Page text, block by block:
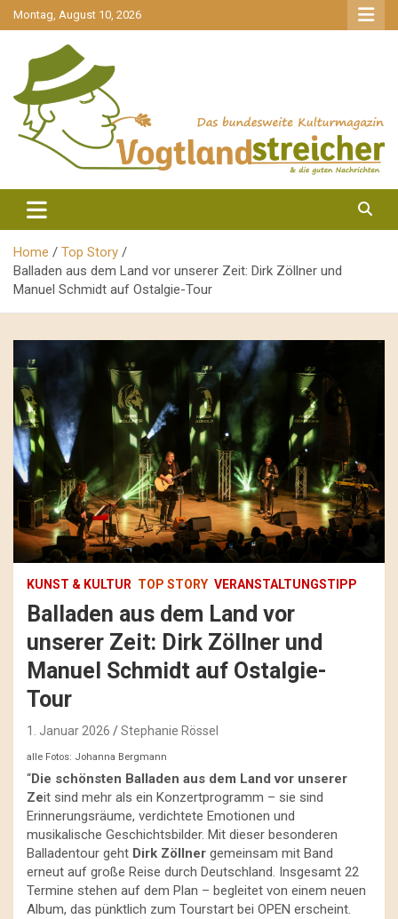
gehe
zum
Montag, August 10, 2026
Vogtlandstreicher
Home
Top Story
Balladen aus dem Land vor unserer Zeit: Dirk Zöllner und
Manuel Schmidt auf Ostalgie-Tour
KUNST & KULTUR TOP STORY VERANSTALTUNGSTIPP
Balladen aus dem Land vor
unserer Zeit: Dirk Zöllner und
Manuel Schmidt auf Ostalgie-
Tour
1. Januar 2026 Stephanie Rössel
alle Fotos: Johanna Bergmann
“Die schönsten Balladen aus dem Land vor unserer
Zeit sind mehr als ein Konzertprogramm – sie sind
Erinnerungsräume, verdichtete Emotionen und
musikalische Geschichtsbilder. Mit dieser besonderen
Balladentour geht Dirk Zöllner gemeinsam mit Band
erneut auf große Reise durch Deutschland. Insgesamt 22
Termine stehen auf dem Plan – begleitet von einem neuen
Album, das pünktlich zum Tourstart bei OPEN erscheint.